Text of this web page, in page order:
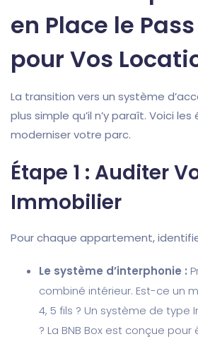
en Place le
pour Vos
La transition vers un système
plus simple qu’il n’y paraît. Voici
moderniser votre parc.
Étape 1 : Auditer
Immobilier
Pour chaque appartement,
Le système d’interphonie :
combiné intérieur. Est-ce un
4, 5 fils ? Un système de type
? La BNB Box est conçue